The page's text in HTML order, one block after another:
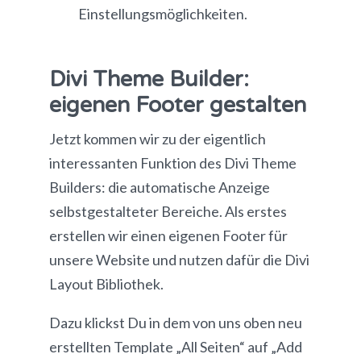
Einstellungsmöglichkeiten.
Divi Theme Builder:
eigenen Footer gestalten
Jetzt kommen wir zu der eigentlich
interessanten Funktion des Divi Theme
Builders: die automatische Anzeige
selbstgestalteter Bereiche. Als erstes
erstellen wir einen eigenen Footer für
unsere Website und nutzen dafür die Divi
Layout Bibliothek.
Dazu klickst Du in dem von uns oben neu
erstellten Template „All Seiten“ auf „Add